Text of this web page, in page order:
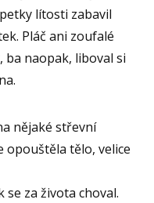
lítosti zabavil
Pláč ani zoufalé
ba naopak, liboval si
nějaké střevní
opouštěla tělo, velice
se za života choval.